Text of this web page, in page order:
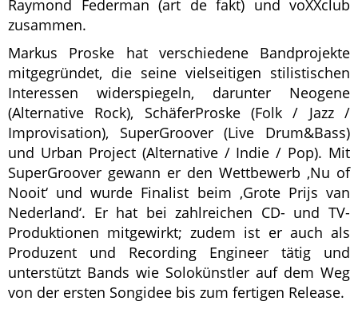
Raymond Federman (art de fakt) und voXXclub
zusammen.
Markus Proske hat verschiedene Bandprojekte
mitgegründet, die seine vielseitigen stilistischen
Interessen widerspiegeln, darunter Neogene
(Alternative Rock), SchäferProske (Folk / Jazz /
Improvisation), SuperGroover (Live Drum&Bass)
und Urban Project (Alternative / Indie / Pop). Mit
SuperGroover gewann er den Wettbewerb ‚Nu of
Nooit‘ und wurde Finalist beim ‚Grote Prijs van
Nederland‘. Er hat bei zahlreichen CD- und TV-
Produktionen mitgewirkt; zudem ist er auch als
Produzent und Recording Engineer tätig und
unterstützt Bands wie Solokünstler auf dem Weg
von der ersten Songidee bis zum fertigen Release.